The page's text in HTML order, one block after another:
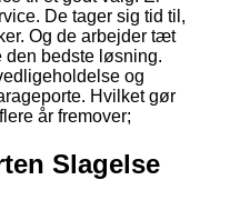
De tager sig tid til,
Og de arbejder tæt
den bedste løsning.
og
Hvilket gør
år fremover;
Slagelse